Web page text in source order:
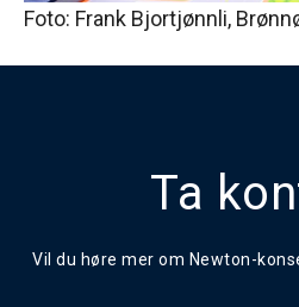
Foto: Frank Bjortjønnli,
Ta
Vil du høre mer om Newton-